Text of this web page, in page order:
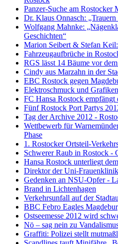
Panzer-Suche am Rostocker
Dr. Klaus Onnasch:
Wolfgang Mahnke:
Geschichten“
Marion Seibert & Stefan
Fahrzeugaufbrüche in
RGS lässt 14 Bäume vor
Cindy aus Marzahn in der
EBC Rostock gegen
Elektroschmuck und
FC Hansa Rostock
Fünf Rostock Port Partys
Tag der Archive 2012 -
Wettbewerb für
Phase
1. Rostocker Ortsteil-
Schwerer Raub in Rostock -
Hansa Rostock unterliegt
Direktor der Uni-
Gedenken an NSU-Opfer -
Brand in Lichtenhagen
Verkehrsunfall auf der
BBC Febro Eagles
Ostseemesse 2012 wird
Nö – sag nein zu
Graffiti: Polizei stellt